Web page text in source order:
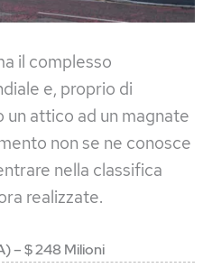
il complesso
e, proprio di
attico ad un magnate
non se ne conosce
nella classifica
realizzate.
– $ 248 Milioni